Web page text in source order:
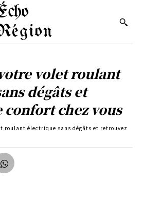
volet roulant
dégâts et
confort chez vous
roulant électrique sans dégâts et retrouvez